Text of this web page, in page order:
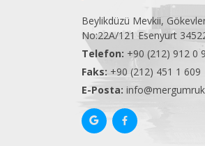
Beylikdüzü Mevkii,
No:22A/121 Esenyurt
Telefon: +90 (212) 912 0
Faks: +90 (212) 451 1 609
E-Posta: